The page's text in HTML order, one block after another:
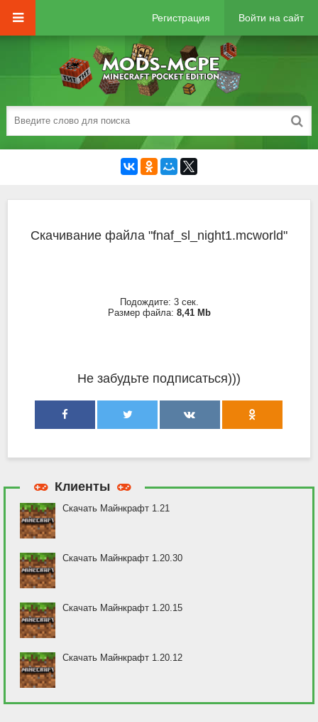
Регистрация Войти на сайт
Скачивание файла "fnaf_sl_night1.mcworld"
Подождите: 2сек.
Размер файла: 8,41 Mb
Не забудьте подписаться)))
Клиенты
Скачать Майнкрафт 1.21
Скачать Майнкрафт 1.20.30
Скачать Майнкрафт 1.20.15
Скачать Майнкрафт 1.20.12